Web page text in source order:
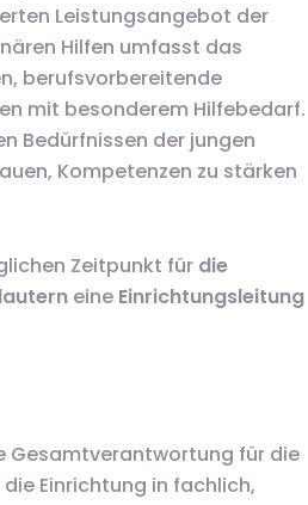
Leistungsangebot der
Hilfen umfasst das
berufsvorbereitende
mit besonderem Hilfebedarf.
Bedürfnissen der jungen
Kompetenzen zu stärken
Zeitpunkt für die
eine Einrichtungsleitung
Gesamtverantwortung für die
Einrichtung in fachlich,